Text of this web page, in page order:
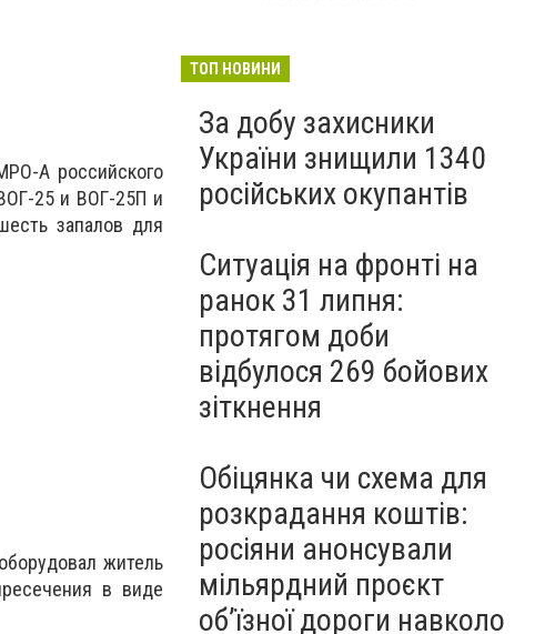
А российского
25 и ВОГ-25П и
запалов для
житель
в виде
ТОП НОВИНИ
За добу захисники
України знищили 1340
російських окупантів
Ситуація на фронті на
ранок 31 липня:
протягом доби
відбулося 269 бойових
зіткнення
Обіцянка чи схема для
розкрадання коштів:
росіяни анонсували
мільярдний проєкт
об’їзної дороги навколо